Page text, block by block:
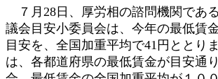
７月28日、厚労相の諮問機関であ
議会目安小委員会は、今年の最低賃
目安を、全国加重平均で41円ととり
は、各都道府県の最低賃金が目安通